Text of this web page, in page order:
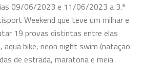
09/06/2023 e 11/06/2023 a 3.ª
Weekend que teve um milhar e
19 provas distintas entre elas
bike, neon night swim (natação
de estrada, maratona e meia.